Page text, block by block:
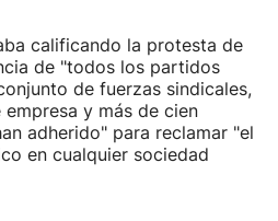
calificando la protesta de
de "todos los partidos
de fuerzas sindicales,
y más de cien
adherido" para reclamar "el
en cualquier sociedad